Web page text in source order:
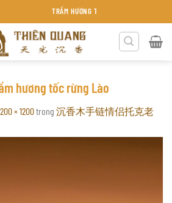
TRẦM HƯƠNG THIÊN QUANG KHÁNH HÒA
hương tốc rừng Lào
× 1200trong 沉香木手链情侣托克老